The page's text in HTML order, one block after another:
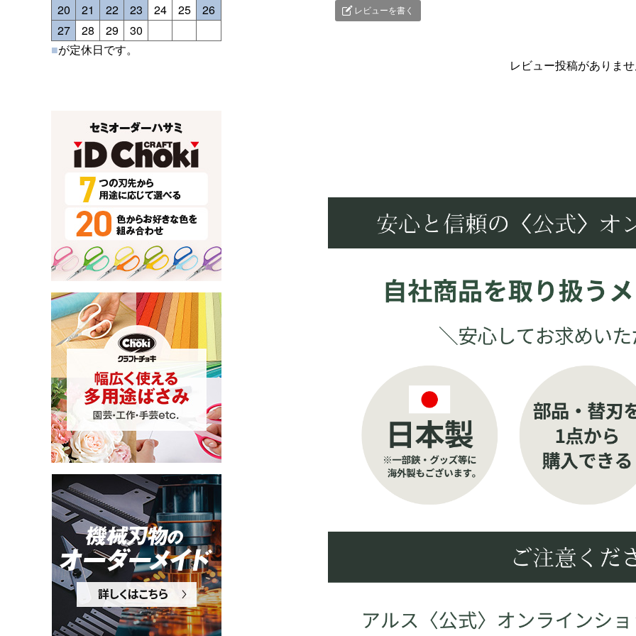
20 21 22 23 24 25
26
27
28 29
30
■が定休日です。
レビューを書く
レビュー投稿がありま